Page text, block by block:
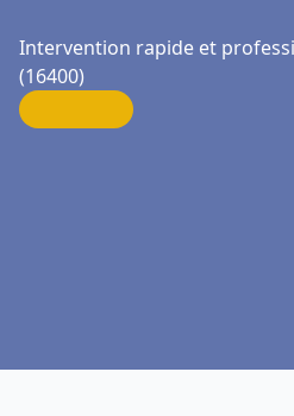
Intervention rapide et
(16400)